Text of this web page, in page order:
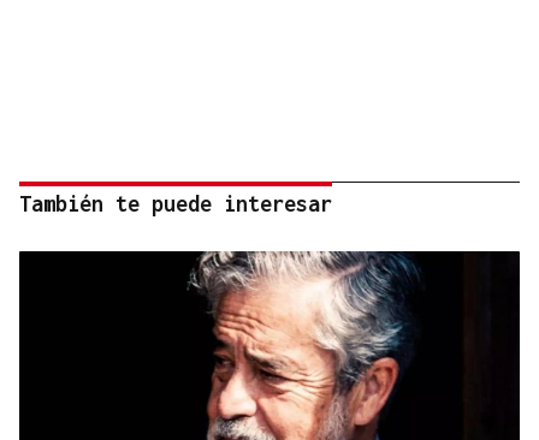
También te puede interesar